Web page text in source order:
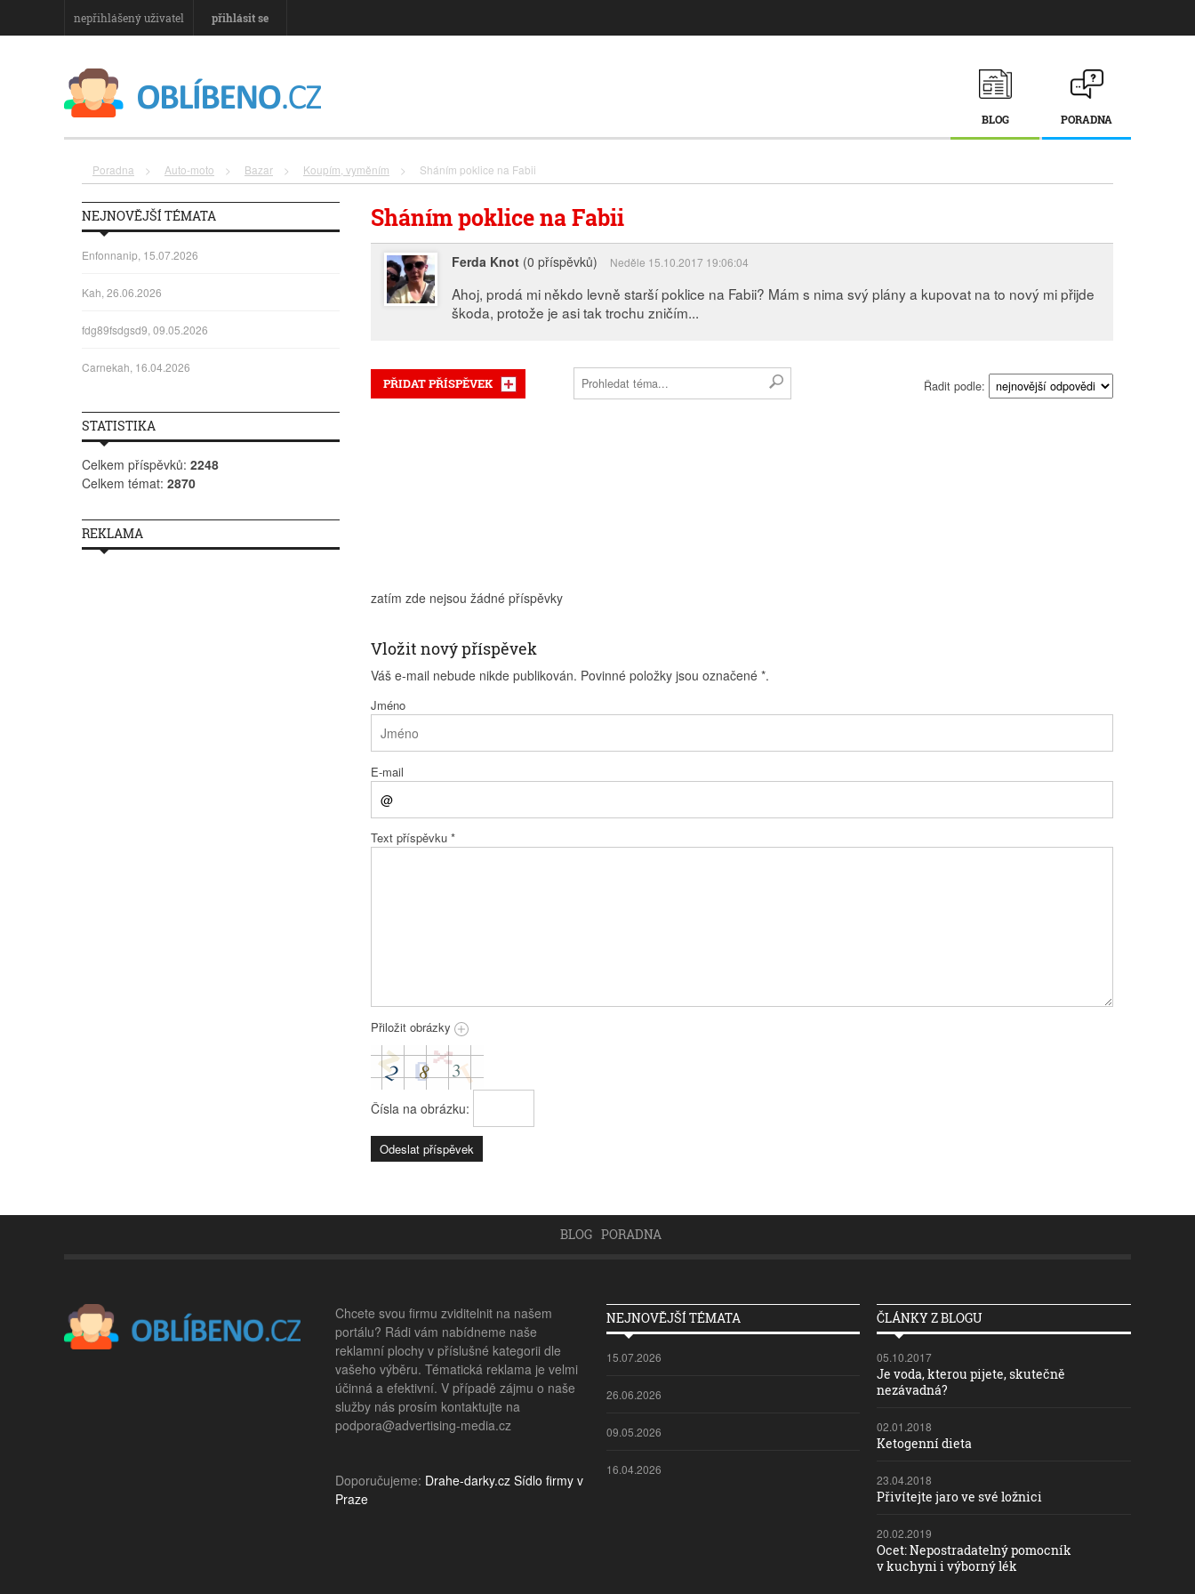
nepřihlášený uživatel přihlásit se
BLOG PORADNA
Poradna > Auto-moto > Bazar > Koupím, vyměním > Sháním poklice na Fabii
Sháním poklice na Fabii
Ferda Knot(0 příspěvků) Neděle 15.10.2017 19:06:04
Ahoj, prodá mi někdo levně starší poklice na Fabii? Mám s nima svý plány a kupovat na to nový mi přijde
škoda, protože je asi tak trochu zničím...
PŘIDAT PŘÍSPĚVEK Řadit podle:
zatím zde nejsou žádné příspěvky
Vložit nový příspěvek
Váš e-mail nebude nikde publikován. Povinné položky jsou označené *.
Jméno
E-mail
Text příspěvku *
Přiložit obrázky
Čísla na obrázku:
NEJNOVĚJŠÍ TÉMATA
Enfonnanip, 15.07.2026
Kah, 26.06.2026
fdg89fsdgsd9, 09.05.2026
Carnekah, 16.04.2026
STATISTIKA
Celkem příspěvků: 2248
Celkem témat: 2870
REKLAMA
BLOG PORADNA
Chcete svou firmu zviditelnit na našem
portálu? Rádi vám nabídneme naše
reklamní plochy v příslušné kategorii dle
vašeho výběru. Tématická reklama je velmi
účinná a efektivní. V případě zájmu o naše
služby nás prosím kontaktujte na
podpora@advertising-media.cz
Doporučujeme: Drahe-darky.cz Sídlo firmy v
Praze
NEJNOVĚJŠÍ TÉMATA
15.07.2026
26.06.2026
09.05.2026
16.04.2026
ČLÁNKY Z BLOGU
05.10.2017
Je voda, kterou pijete, skutečně
nezávadná?
02.01.2018
Ketogenní dieta
23.04.2018
Přivítejte jaro ve své ložnici
20.02.2019
Ocet: Nepostradatelný pomocník
v kuchyni i výborný lék